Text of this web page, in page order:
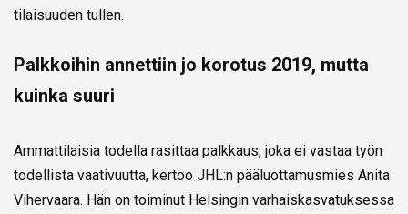
tilaisuuden tullen.
Palkkoihin annettiin jo korotus 2019, mutta
kuinka suuri
Ammattilaisia todella rasittaa palkkaus, joka ei vastaa työn
todellista vaativuutta, kertoo JHL:n pääluottamusmies Anita
Vihervaara. Hän on toiminut Helsingin varhaiskasvatuksessa